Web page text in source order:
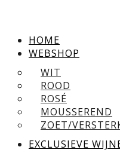
HOME
WEBSHOP
WIT
ROOD
ROSÉ
MOUSSEREND
ZOET/
EXCLUSIEVE